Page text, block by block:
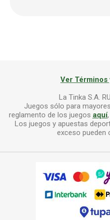
Ver
La Tinka S.A.
Juegos sólo para
reglamento de los juegos aquí
Los juegos y apuestas
exceso pueden